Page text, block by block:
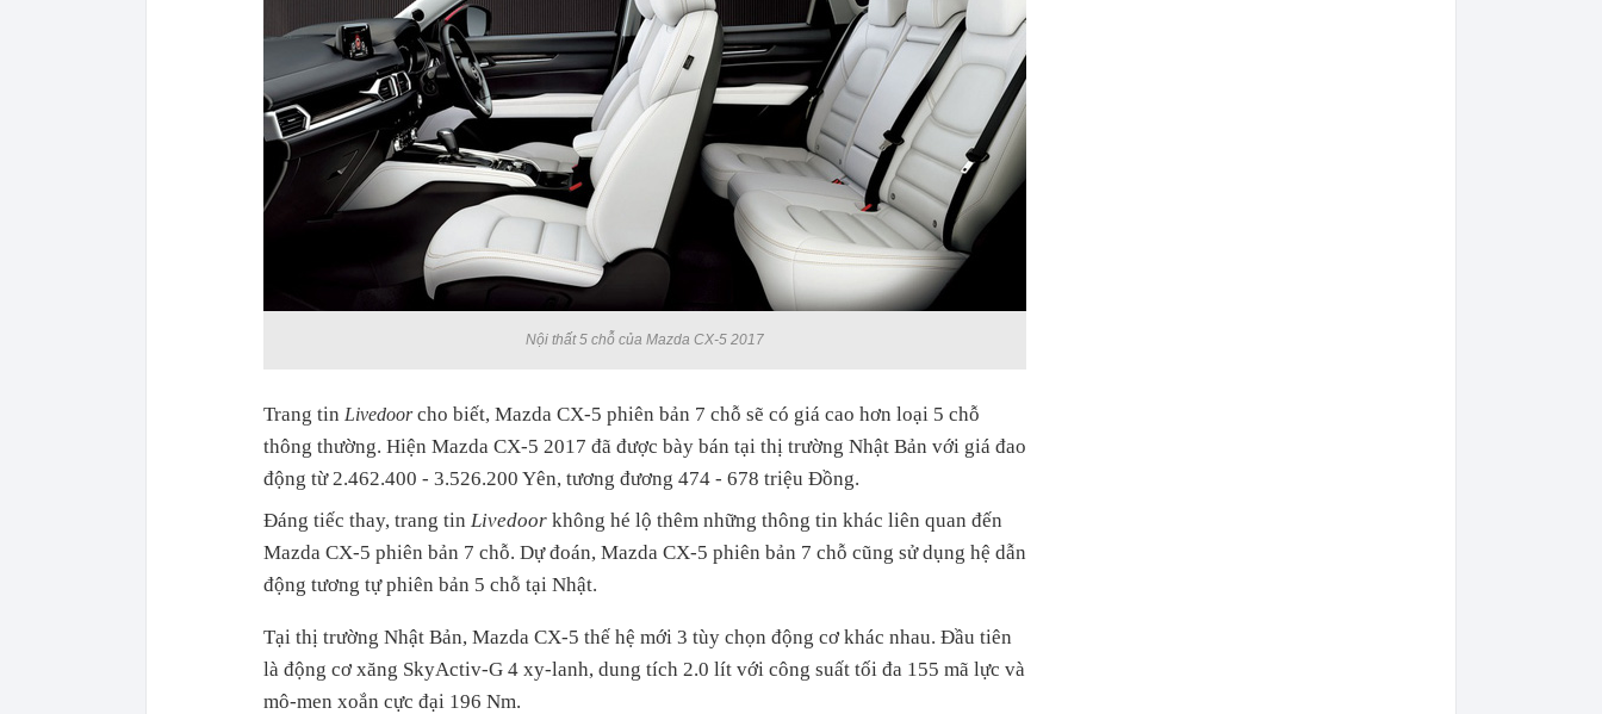
Nội thất 5 chỗ của Mazda CX-5 2017
Trang tin Livedoorcho biết, Mazda CX-5 phiên bản 7 chỗ sẽ có giá cao hơn loại 5 chỗ
thông thường. Hiện Mazda CX-5 2017 đã được bày bán tại thị trường Nhật Bản với giá đao
động từ 2.462.400 - 3.526.200 Yên, tương đương 474 - 678 triệu Đồng.
Đáng tiếc thay, trang tin Livedoor không hé lộ thêm những thông tin khác liên quan đến
Mazda CX-5 phiên bản 7 chỗ. Dự đoán, Mazda CX-5 phiên bản 7 chỗ cũng sử dụng hệ dẫn
động tương tự phiên bản 5 chỗ tại Nhật.
Tại thị trường Nhật Bản, Mazda CX-5 thế hệ mới 3 tùy chọn động cơ khác nhau. Đầu tiên
là động cơ xăng SkyActiv-G 4 xy-lanh, dung tích 2.0 lít với công suất tối đa 155 mã lực và
mô-men xoắn cực đại 196 Nm.